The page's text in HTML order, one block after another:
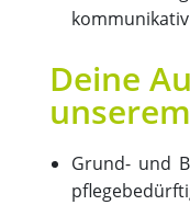
Deine
Grund- und